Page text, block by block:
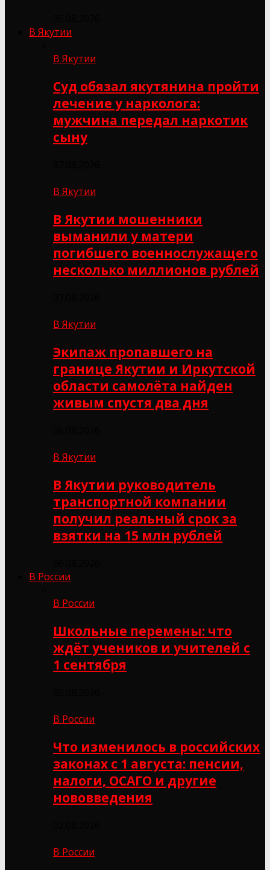
В Якутии
В Якутии
Суд обязал якутянина пройти
лечение у нарколога:
мужчина передал наркотик
сыну
В Якутии
В Якутии мошенники
выманили у матери
погибшего военнослужащего
несколько миллионов рублей
В Якутии
Экипаж пропавшего на
границе Якутии и Иркутской
области самолёта найден
живым спустя два дня
В Якутии
В Якутии руководитель
транспортной компании
получил реальный срок за
взятки на 15 млн рублей
В России
В России
Школьные перемены: что
ждёт учеников и учителей с
1 сентября
В России
Что изменилось в российских
законах с 1 августа: пенсии,
налоги, ОСАГО и другие
нововведения
В России